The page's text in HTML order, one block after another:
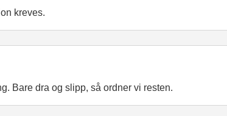
kreves.
Bare dra og slipp, så ordner vi resten.